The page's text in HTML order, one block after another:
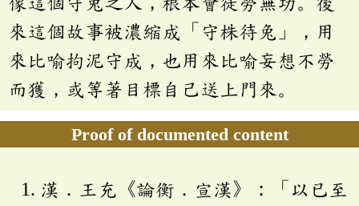
來這個故事被濃縮成「守株待兔」，用
來比喻拘泥守成，也用來比喻妄想不勞
而獲，或等著目標自己送上門來。
Proof of documented content
漢．王充《論衡．宣漢》：「以已至